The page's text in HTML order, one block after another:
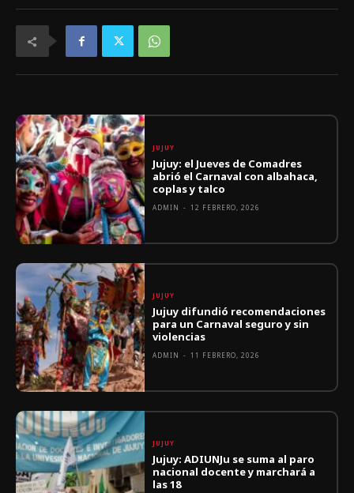
JUJUY
Jujuy: el Jueves de Comadres
abrió el Carnaval con albahaca,
coplas y talco
ADMIN - 12 FEBRERO, 2026
JUJUY
Jujuy difundió recomendaciones
para un Carnaval seguro y sin
violencias
ADMIN - 11 FEBRERO, 2026
JUJUY
Jujuy: ADIUNJu se suma al paro
nacional docente y marchará a
las 18